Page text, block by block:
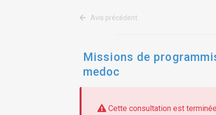
Avis précédent
Missions de
medoc
Cette consultation est